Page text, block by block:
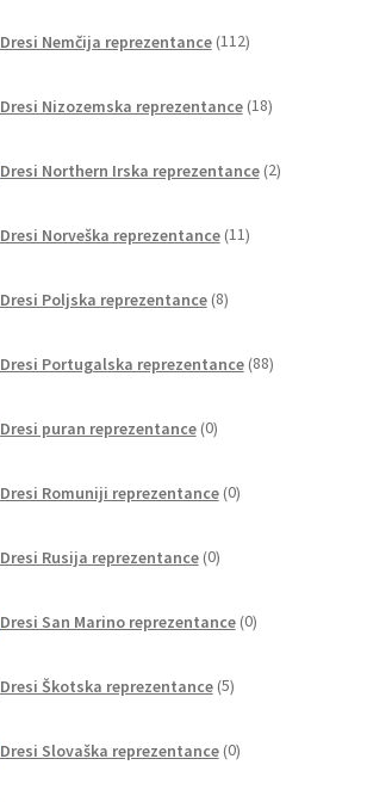
Dresi Nemčija reprezentance 112izdelkov
Dresi Nizozemska reprezentance 18izdelkov
Dresi Northern Irska reprezentance 2izdelka
Dresi Norveška reprezentance 11izdelkov
Dresi Poljska reprezentance 8izdelkov
Dresi Portugalska reprezentance 88izdelkov
Dresi puran reprezentance 0izdelkov
Dresi Romuniji reprezentance 0izdelkov
Dresi Rusija reprezentance 0izdelkov
Dresi San Marino reprezentance 0izdelkov
Dresi Škotska reprezentance 5izdelkov
Dresi Slovaška reprezentance 0izdelkov